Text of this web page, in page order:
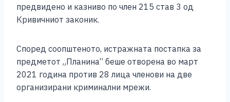
предвидено и казниво по член 215 став 3 од
Кривичниот законик.
Според соопштеното, истражната постапка за
предметот „Планина“ беше отворена во март
2021 година против 28 лица членови на две
организирани криминални мрежи.